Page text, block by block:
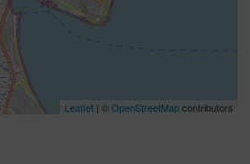
Leaflet | ©OpenStreetMapcontributors